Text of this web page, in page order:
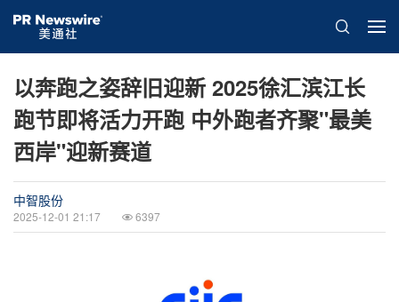
以奔跑之姿辞旧迎新 2025徐汇滨江长
跑节即将活力开跑 中外跑者齐聚"最美
西岸"迎新赛道
中智股份
2025-12-01 21:17 6397